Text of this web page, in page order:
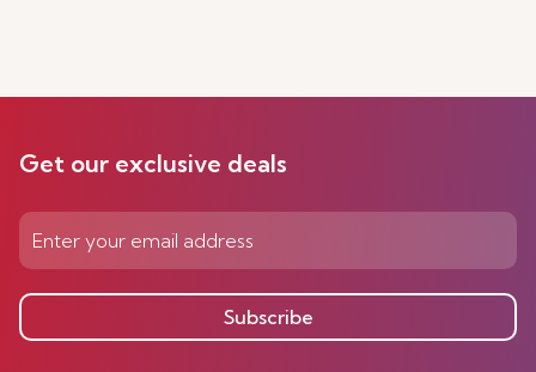
Get our exclusive deals
Subscribe